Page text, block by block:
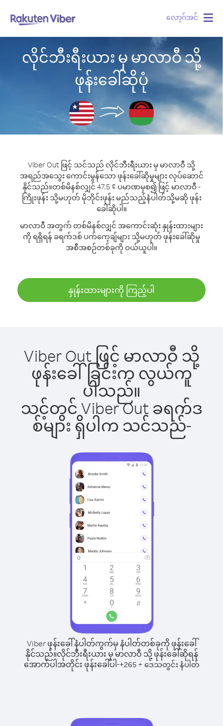
လော့ဂ်အင်
လိုင်ဘီးရီးယား မှ မာလာဝီ သို့
ဖုန်းခေါ်ဆိုပုံ
Viber Out ဖြင့် သင်သည် လိုင်ဘီးရီးယား မှ မာလာဝီ သို့
အရည်အသွေး ကောင်းမွန်သော ဖုန်းခေါ်ဆိုမှုများ လုပ်ဆောင်
နိုင်သည်။တစ်မိနစ်လျှင် 47.5 ¢ ပမာဏမှစ၍ ဖြင့် မာလာဝီ -
ကြိုးဖုန်း သို့မဟုတ် မိုဘိုင်းဖုန်း မည်သည့်နံပါတ်သို့မဆို ဖုန်း
ခေါ်ဆိုပါ။
မာလာဝီ အတွက် တစ်မိနစ်လျှင် အကောင်းဆုံး နှုန်းထားများ
ကို ရရှိရန် ခရက်ဒစ် ပက်ကေ့ချ်များ သို့မဟုတ် ဖုန်းခေါ်ဆိုမှု
အစီအစဉ်တစ်ခုကို ဝယ်ယူပါ။
နှုန်းထားများကို ကြည့်ပါ
Viber Out ဖြင့် မာလာဝီ သို့
ဖုန်းခေါ်ခြင်းက လွယ်ကူ
ပါသည်။
သင့်တွင် Viber Out ခရက်ဒ
စ်များ ရှိပါက သင်သည်-
Viber ဖုန်းခေါ်နံပါတ်ကွက်မှ နံပါတ်တစ်ခုကို ဖုန်းခေါ်
နိုင်သည်။လိုင်ဘီးရီးယား မှ မာလာဝီ သို့ ဖုန်းခေါ်ဆိုရန်
အောက်ပါအတိုင်း ဖုန်းခေါ်ပါ-+265+ ဒေသတွင်း နံပါတ်